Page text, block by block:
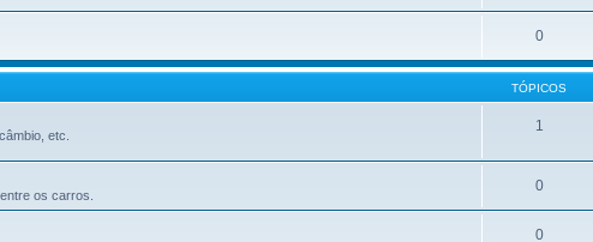
0
TÓPICOS
etc.
1
os carros.
0
0